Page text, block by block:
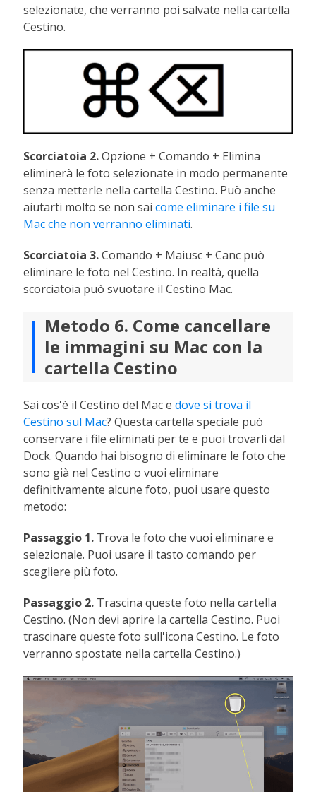
selezionate, che verranno poi salvate nella cartella
Cestino.
Scorciatoia 2.Opzione + Comando + Elimina
eliminerà le foto selezionate in modo permanente
senza metterle nella cartella Cestino. Può anche
aiutarti molto se non saicome eliminare i file su
Mac che non verranno eliminati.
Scorciatoia 3.Comando + Maiusc + Canc può
eliminare le foto nel Cestino. In realtà, quella
scorciatoia può svuotare il Cestino Mac.
Metodo 6. Come cancellare
le immagini su Mac con la
cartella Cestino
Sai cos'è il Cestino del Mac edove si trova il
Cestino sul Mac? Questa cartella speciale può
conservare i file eliminati per te e puoi trovarli dal
Dock. Quando hai bisogno di eliminare le foto che
sono già nel Cestino o vuoi eliminare
definitivamente alcune foto, puoi usare questo
metodo:
Passaggio 1. Trova le foto che vuoi eliminare e
selezionale. Puoi usare il tasto comando per
scegliere più foto.
Passaggio 2. Trascina queste foto nella cartella
Cestino. (Non devi aprire la cartella Cestino. Puoi
trascinare queste foto sull'icona Cestino. Le foto
verranno spostate nella cartella Cestino.)